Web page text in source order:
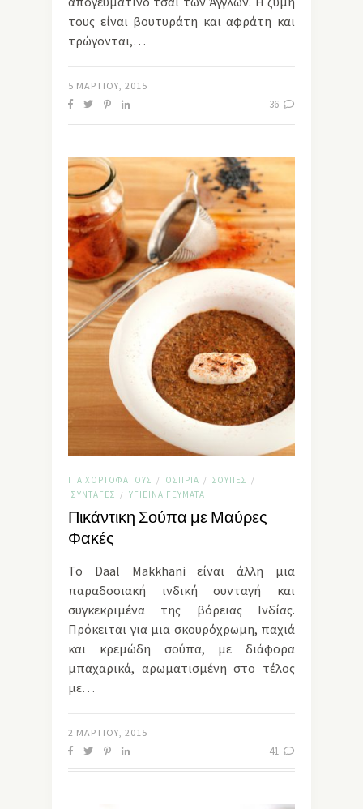
τους είναι βουτυράτη και αφράτη και
τρώγονται,…
5 ΜΑΡΤΊΟΥ, 2015
36
ΓΙΑ ΧΟΡΤΟΦΆΓΟΥΣ / ΌΣΠΡΙΑ / ΣΟΎΠΕΣ /
ΣΥΝΤΑΓΈΣ / ΥΓΙΕΙΝΆ ΓΕΎΜΑΤΑ
Πικάντικη Σούπα με Μαύρες
Φακές
To Daal Makkhani είναι άλλη μια
παραδοσιακή ινδική συνταγή και
συγκεκριμένα της βόρειας Ινδίας.
Πρόκειται για μια σκουρόχρωμη, παχιά
και κρεμώδη σούπα, με διάφορα
μπαχαρικά, αρωματισμένη στο τέλος
με…
2 ΜΑΡΤΊΟΥ, 2015
41